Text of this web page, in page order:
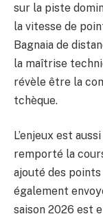
sur la piste
la vitesse de
Bagnaia de
la maîtrise
révèle être la
tchèque.
L’enjeux est
remporté la
ajouté des
également
saison 2026 est